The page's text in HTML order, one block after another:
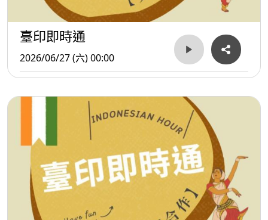
臺印即時通
2026/06/27 (六) 00:00